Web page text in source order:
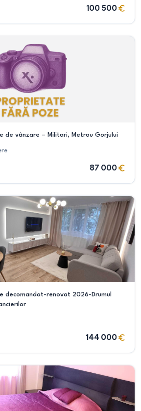
100 500
de vânzare – Militari, Metrou Gorjului
87 000
decomandat-renovat 2026-Drumul
144 000